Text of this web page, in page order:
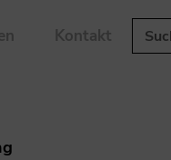
Kontakt